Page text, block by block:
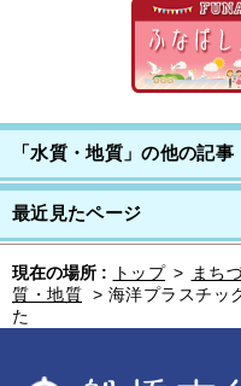
「水質・地質」の他の記事
最近見たページ
現在の場所 : トップ > まち
質・地質 > 海洋プラスチッ
た